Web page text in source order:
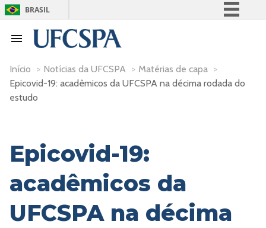
BRASIL
Participe
Acesso à informação
Início > Notícias da UFCSPA > Matérias de capa >
Epicovid-19: acadêmicos da UFCSPA na décima rodada do
estudo
Epicovid-19:
acadêmicos da
UFCSPA na décima